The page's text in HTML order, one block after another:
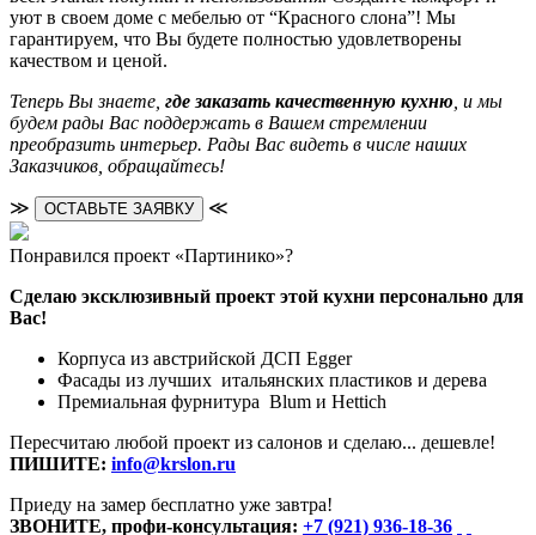
уют в своем доме с мебелью от “Красного слона”! Мы
гарантируем, что Вы будете полностью удовлетворены
качеством и ценой.
Теперь Вы знаете, где заказать качественную кухню , и мы
будем рады Вас поддержать в Вашем стремлении
преобразить интерьер. Рады Вас видеть в числе наших
Заказчиков, обращайтесь!
≫ ОСТАВЬТЕ ЗАЯВКУ ≪
Понравился проект «Партинико»?
Сделаю эксклюзивный проект этой кухни персонально для
Вас!
Корпуса из австрийской ДСП Egger
Фасады из лучших итальянских пластиков и дерева
Премиальная фурнитура Blum и Hettich
Пересчитаю любой проект из салонов и сделаю... дешевле!
ПИШИТЕ: info@krslon.ru
Приеду на замер бесплатно уже завтра!
ЗВОНИТЕ, профи-консультация: +7 (921) 936-18-36